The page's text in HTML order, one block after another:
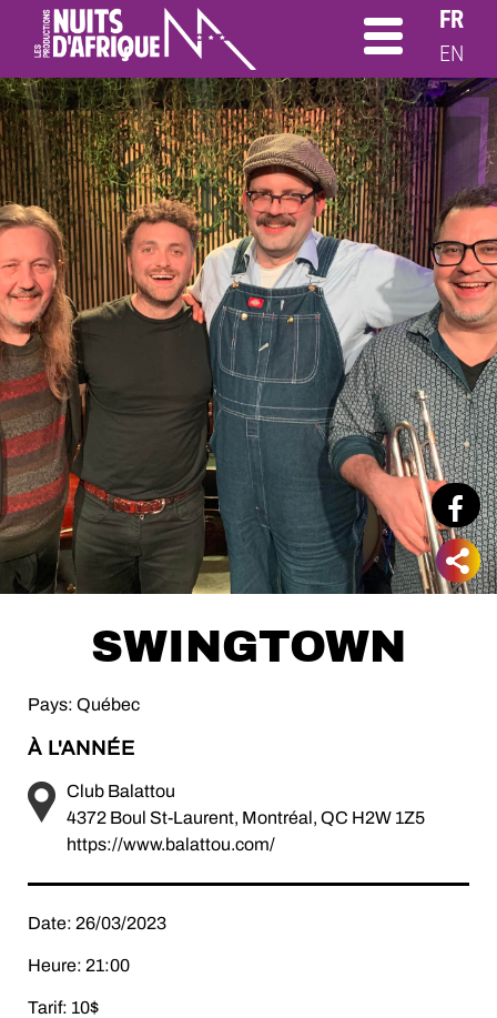
FR
EN
SWINGTOWN
Pays: Québec
À L'ANNÉE
Club Balattou
4372 Boul St-Laurent, Montréal, QC H2W 1Z5
https://www.balattou.com/
Date: 26/03/2023
Heure: 21:00
Tarif: 10$